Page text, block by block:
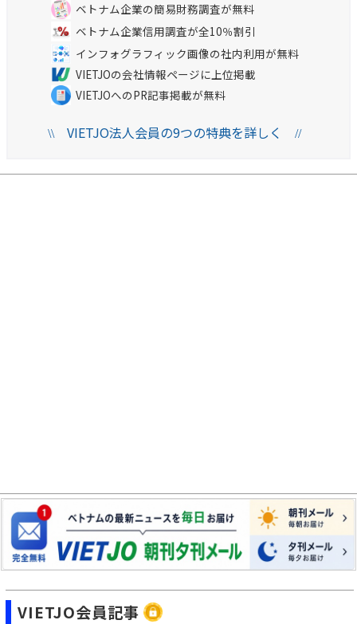
ベトナム企業の簡易財務調査が無料
ベトナム企業信用調査が全10％割引
インフォグラフィック画像の社内利用が無料
VIETJOの会社情報ページに上位掲載
VIETJOへのPR記事掲載が無料
\\VIETJO法人会員の9つの特典を詳しく //
VIETJO会員記事